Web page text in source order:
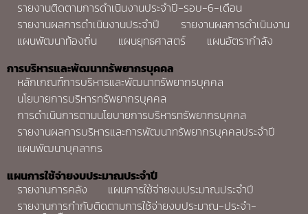
รายงานติดตามการดำเนินงานประจำปี-รอบ-6-เดือน
รายงานผลการดำเนินงานประจำปี
รายงานผลการดำเนินงาน
แผนพัฒนาท้องถิ่น
แผนยุทธศาสตร์
แผนอัตรากำลัง
การบริหารและพัฒนาทรัพยากรบุคคล
หลักเกณฑ์การบริหารและพัฒนาทรัพยากรบุคคล
นโยบายการบริหารทรัพยากรบุคคล
การดำเนินการตามนโยบายการบริหารทรัพยากรบุคคล
รายงานผลการบริหารและการพัฒนาทรัพยากรบุคคลประจำปี
แผนพัฒนาบุคลากร
แผนการใช้จ่ายงบประมาณประจำปี
รายงานการคลัง
แผนการใช้จ่ายงบประมาณประจำปี
รายงานการกำกับติดตามการใช้จ่ายงบประมาณ-ประจำ-